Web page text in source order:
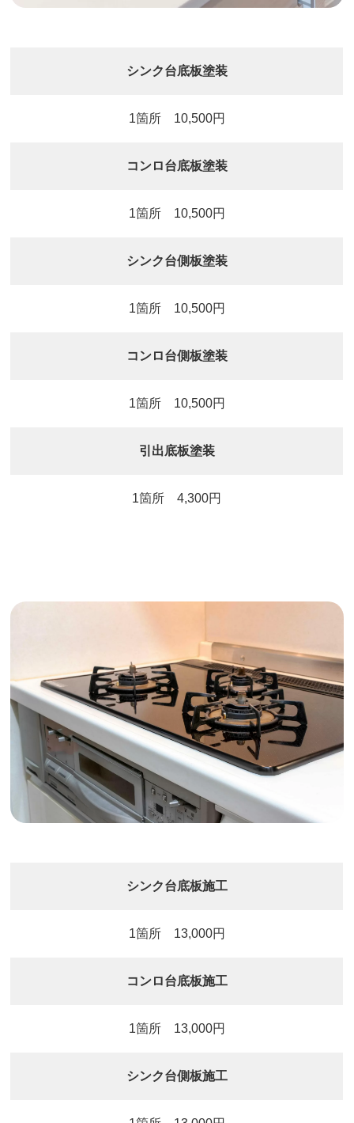
シンク台底板塗装
1箇所 10,500円
コンロ台底板塗装
1箇所 10,500円
シンク台側板塗装
1箇所 10,500円
コンロ台側板塗装
1箇所 10,500円
引出底板塗装
1箇所 4,300円
シンク台底板施工
1箇所 13,000円
コンロ台底板施工
1箇所 13,000円
シンク台側板施工